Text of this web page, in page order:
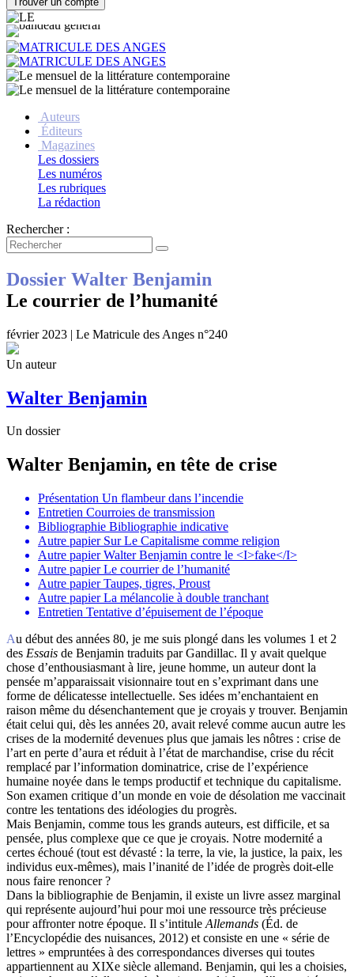
Auteurs
Éditeurs
Magazines
Les dossiers
Les numéros
Les rubriques
La rédaction
Rechercher :
Dossier Walter Benjamin
Le courrier de l’humanité
février 2023 | Le Matricule des Anges n°240
Un auteur
Walter Benjamin
Un dossier
Walter Benjamin, en tête de crise
Présentation Un flambeur dans l’incendie
Entretien Courroies de transmission
Bibliographie Bibliographie indicative
Autre papier Sur Le Capitalisme comme religion
Autre papierWalter Benjamin contre le <I>fake</I>
Autre papierLe courrier de l’humanité
Autre papierTaupes, tigres, Proust
Autre papierLa mélancolie à double tranchant
Entretien Tentative d’épuisement de l’époque
Au début des années 80, je me suis plongé dans les volumes 1 et 2
des Essais de Benjamin traduits par Gandillac. Il y avait quelque
chose d’enthousiasmant à lire, jeune homme, un auteur dont la
pensée m’apparaissait visionnaire tout en s’exprimant dans une
forme de délicatesse intellectuelle. Ses idées m’enchantaient en
raison même du désenchantement que je croyais y trouver. Benjamin
était celui qui, dès les années 20, avait relevé comme aucun autre les
crises de la modernité devenues plus que jamais les nôtres : crise de
l’art en perte d’aura et réduit à l’état de marchandise, crise du récit
remplacé par l’information dominatrice, crise de l’expérience
humaine noyée dans le temps productif et technique du capitalisme.
Son examen critique d’un monde en voie de désolation me vaccinait
contre les tentations des idéologies du progrès.
Mais Benjamin, comme tous les grands auteurs, est difficile, et sa
pensée, plus complexe que ce que je croyais. Notre modernité a
certes échoué (tout est dévasté : la terre, la vie, la justice, la paix, les
individus eux-mêmes), mais l’inanité de l’idée de progrès doit-elle
nous faire renoncer ?
Dans la bibliographie de Benjamin, il existe un livre assez marginal
qui représente aujourd’hui pour moi une ressource très précieuse
pour affronter notre époque. Il s’intitule Allemands (Éd. de
l’Encyclopédie des nuisances, 2012) et consiste en une « série de
lettres » empruntées à des correspondances diverses qui toutes
appartiennent au XIXe siècle allemand. Benjamin, qui les a choisies,